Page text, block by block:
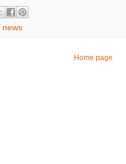
news
Home page